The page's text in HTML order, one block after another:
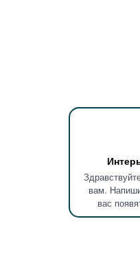
вам.
вас